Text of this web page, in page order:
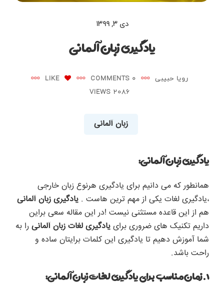
دی ۳, ۱۳۹۹
یادگیری زبان آلمانی
رویا حبیبی 0 COMMENTS
LIKE
2086 VIEWS
زبان آلمانی
یادگیری زبان آلمانی:
همانطور که می دانیم برای یادگیری هرنوع زبان خارجی
،یادگیری لغات یکی از مهم ترین هاست . یادگیری زبان آلمانی
هم از این قاعده مستثنی نیست !در این مقاله سعی براین
داریم تکنیک های ضروری برای یادگیری لغات زبان آلمانی را به
شما آموزش دهیم تا یادگیری این کلمات برایتان ساده و
راحت باشد.
۱.زمان مناسب برای یادگیری لغات زبان آلمانی: